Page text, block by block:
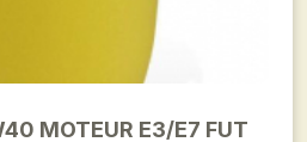
MOTEUR E3/E7 FUT